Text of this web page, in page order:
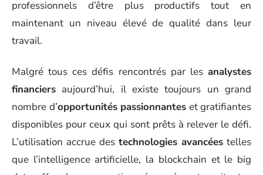
professionnels d’être plus productifs tout en
maintenant un niveau élevé de qualité dans leur
travail.
Malgré tous ces défis rencontrés par les analystes
financiers aujourd’hui, il existe toujours un grand
nombre d’opportunités passionnantes et gratifiantes
disponibles pour ceux qui sont prêts à relever le défi.
L’utilisation accrue des technologies avancées telles
que l’intelligence artificielle, la blockchain et le big